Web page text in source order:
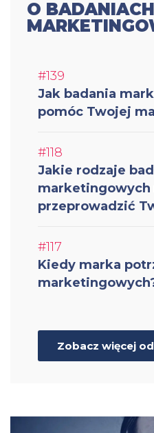
O BADANIACH
#139
Jak badania
pomóc Twojej
#118
Jakie rodzaje
marketingowych
przeprowadzić
#117
Kiedy marka
Zobacz więcej